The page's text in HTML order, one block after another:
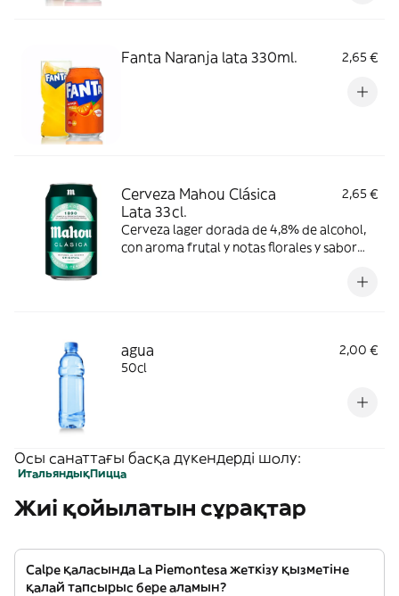
Fanta Naranja lata 330ml. 2,65 €
Cerveza Mahou Clásica
Lata 33cl.
2,65 €
Cerveza lager dorada de 4,8% de alcohol,
con aroma frutal y notas florales y sabor
agua
2,00 €
50cl
Осы санаттағы басқа дүкендерді шолу:
ИтальяндықПицца
Жиі қойылатын сұрақтар
Calpe қаласында La Piemontesa жеткізу қызметіне
қалай тапсырыс бере аламын?